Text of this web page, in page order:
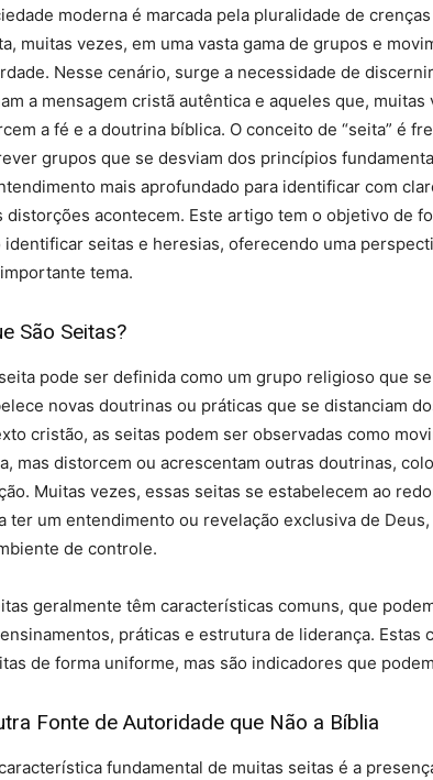
moderna é marcada pela pluralidade de
muitas vezes, em uma vasta gama de grupos e
Nesse cenário, surge a necessidade de
a mensagem cristã autêntica e aqueles que,
a fé e a doutrina bíblica. O conceito de “seita” é
grupos que se desviam dos princípios
mais aprofundado para identificar com
distorções acontecem. Este artigo tem o objetivo de
identificar seitas e heresias, oferecendo uma
tema.
São Seitas?
pode ser definida como um grupo religioso que
novas doutrinas ou práticas que se distanciam
cristão, as seitas podem ser observadas como
mas distorcem ou acrescentam outras doutrinas,
Muitas vezes, essas seitas se estabelecem ao
ter um entendimento ou revelação exclusiva de
de controle.
geralmente têm características comuns, que
práticas e estrutura de liderança. Estas
de forma uniforme, mas são indicadores que
Fonte de Autoridade que Não a Bíblia
fundamental de muitas seitas é a